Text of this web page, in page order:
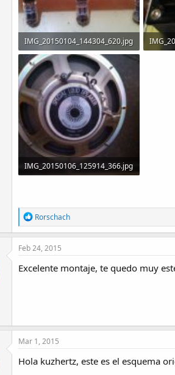
IMG_20150104_144304_620.jpg
80.2 KB · Visitas: 280
IMG_20150106_125914_366.jpg
R
e
a
c
i
o
Rorschach
Feb 24, 2015
Excelente montaje, te quedo muy
Mar 1, 2015
Hola kuzhertz, este es el esquema